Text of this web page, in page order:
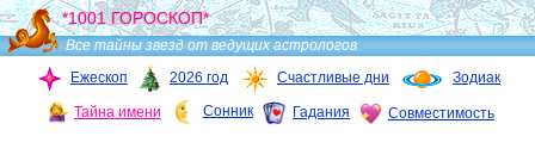
*1001 ГОРОСКОП*
Все тайны звезд от ведущих астрологов
Ежескоп
2026 год Счастливые дни Зодиак
Тайна имени Сонник Гадания Совместимость